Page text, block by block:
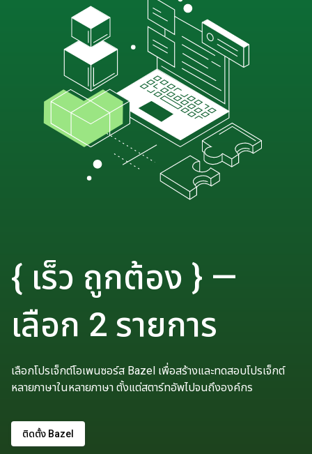
{ เร็ว ถูกต้อง } —
เลือก 2 รายการ
เลือกโปรเจ็กต์โอเพนซอร์ส Bazel เพื่อสร้างและทดสอบโปรเจ็กต์
หลายภาษาในหลายภาษา ตั้งแต่สตาร์ทอัพไปจนถึงองค์กร
ติดตั้ง Bazel